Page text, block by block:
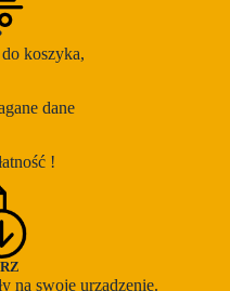
koszyka,
dane
!
na swoje urządzenie.